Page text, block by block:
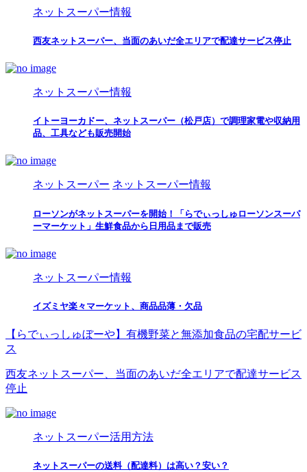
ネットスーパー情報
西友ネットスーパー、当面のあいだ全エリアで配達サービス停止
ネットスーパー情報
イトーヨーカドー、ネットスーパー（松戸店）で調理家電や収納用
品、工具なども販売開始
ネットスーパー ネットスーパー情報
ローソンがネットスーパーを開始！「らでぃっしゅローソンスーパ
ーマーケット」生鮮食品から日用品まで販売
ネットスーパー情報
イズミヤ楽々マーケット、商品品薄・欠品
【らでぃっしゅぼーや】有機野菜と無添加食品の宅配サービ
ス
西友ネットスーパー、当面のあいだ全エリアで配達サービス
停止
ネットスーパー活用方法
ネットスーパーの送料（配達料）は高い？安い？